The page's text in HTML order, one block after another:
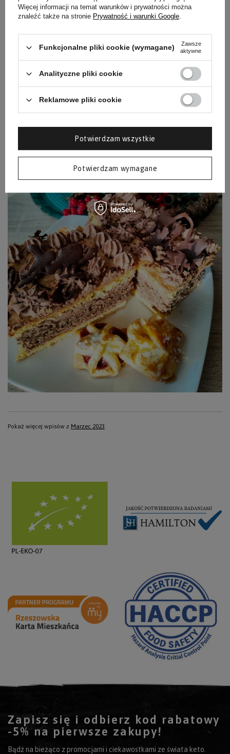
Pokaż więcej wpisów z Marzec 2023
Zapisz się i odbierz kod rabatowy
-5% na pierwsze zakupy!
Bądź na bieżąco z promocjami i ciekawostkami ze świata keto.
Więcej informacji na temat warunków i prywatności można
znaleźć także na stronie Prywatność i warunki Google.
Funkcjonalne pliki cookie (wymagane)
Zawsze
aktywne
Analityczne pliki cookie
Reklamowe pliki cookie
Potwierdzam wymagane
Potwierdzam wszystkie